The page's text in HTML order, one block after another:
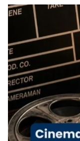
Recupera
tican
07/carmina-
espana-
Foto
View on Facebook ·
1 week ago